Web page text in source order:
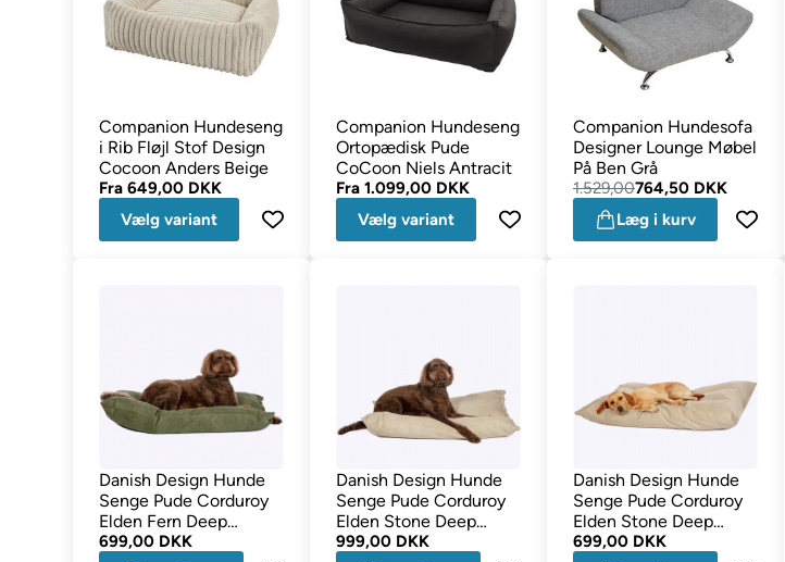
Companion Hundeseng
i Rib Fløjl Stof Design
Cocoon Anders Beige
Fra649,00 DKK
Vælg variant
Companion Hundeseng
Ortopædisk Pude
CoCoon Niels Antracit
Fra1.099,00 DKK
Vælg variant
Companion Hundesofa
Designer Lounge Møbel
På Ben Grå
1.529,00764,50 DKK
Læg i kurv
Danish Design Hunde
Senge Pude Corduroy
Elden Fern Deep
Medium
699,00 DKK
Danish Design Hunde
Senge Pude Corduroy
Elden Stone Deep
Large
999,00 DKK
Danish Design Hunde
Senge Pude Corduroy
Elden Stone Deep
Medium
699,00 DKK